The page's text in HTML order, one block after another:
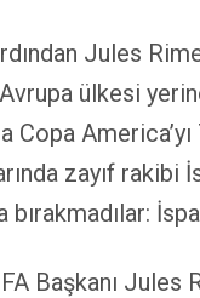
Jules
Avrupa ülkesi
Copa
zayıf
Başkanı